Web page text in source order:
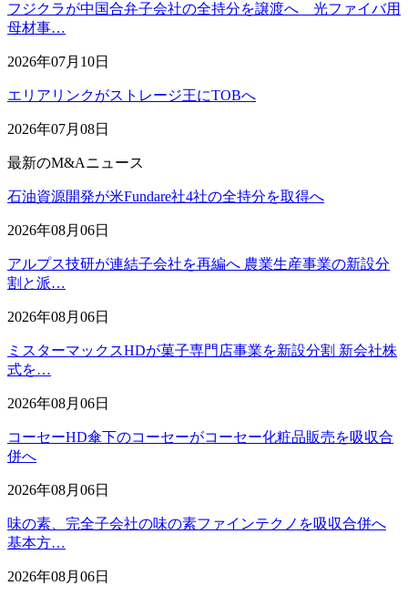
フジクラが中国合弁子会社の全持分を譲渡へ 光ファイバ用
母材事…
2026年07月10日
エリアリンクがストレージ王にTOBへ
2026年07月08日
最新のM&Aニュース
石油資源開発が米Fundare社4社の全持分を取得へ
2026年08月06日
アルプス技研が連結子会社を再編へ 農業生産事業の新設分
割と派…
2026年08月06日
ミスターマックスHDが菓子専門店事業を新設分割 新会社株
式を…
2026年08月06日
コーセーHD傘下のコーセーがコーセー化粧品販売を吸収合
併へ
2026年08月06日
味の素、完全子会社の味の素ファインテクノを吸収合併へ
基本方…
2026年08月06日